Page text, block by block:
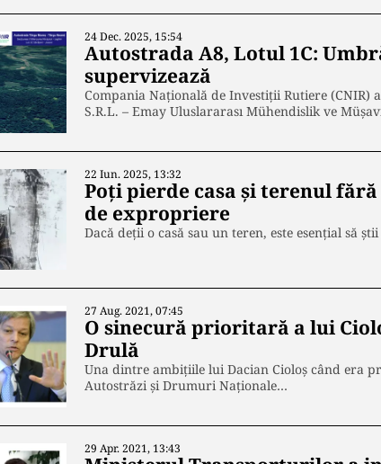
24 Dec. 2025, 15:54
Autostrada A8, Lotul 1C:
supervizează
Compania Națională de Investiții Rutiere
S.R.L. – Emay Uluslararası Mühendislik ve
22 Iun. 2025, 13:32
Poți pierde casa și terenul
de expropriere
Dacă deții o casă sau un teren, este esențial să
27 Aug. 2021, 07:45
O sinecură prioritară a lui
Drulă
Una dintre ambițiile lui Dacian Cioloș când era
Autostrăzi și Drumuri Naționale…
29 Apr. 2021, 13:43